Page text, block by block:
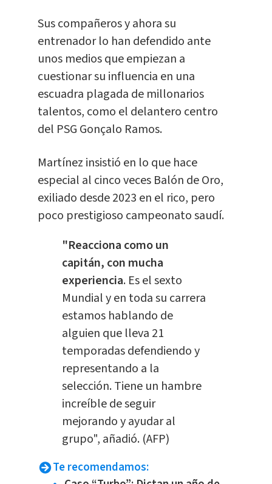
Sus compañeros y ahora su
entrenador lo han defendido ante
unos medios que empiezan a
cuestionar su influencia en una
escuadra plagada de millonarios
talentos, como el delantero centro
del PSG Gonçalo Ramos.
Martínez insistió en lo que hace
especial al cinco veces Balón de Oro,
exiliado desde 2023 en el rico, pero
poco prestigioso campeonato saudí.
"Reacciona como un
capitán, con mucha
experiencia. Es el sexto
Mundial y en toda su carrera
estamos hablando de
alguien que lleva 21
temporadas defendiendo y
representando a la
selección. Tiene un hambre
increíble de seguir
mejorando y ayudar al
grupo", añadió. (AFP)
Te recomendamos: